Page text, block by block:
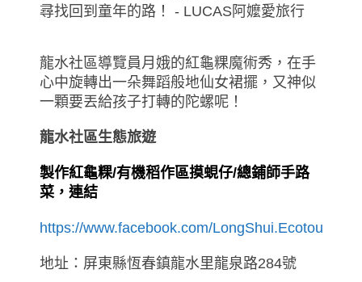
龍水社區導覽員月娥的紅龜粿魔術秀，在手
心中旋轉出一朵舞蹈般地仙女裙擺，又神似
一顆要丟給孩子打轉的陀螺呢！
龍水社區生態旅遊
製作紅龜粿/有機稻作區摸蜆仔/總鋪師手路
菜，連結
https://www.facebook.com/LongShui.Ecotourism/
地址：屏東縣恆春鎮龍水里龍泉路284號